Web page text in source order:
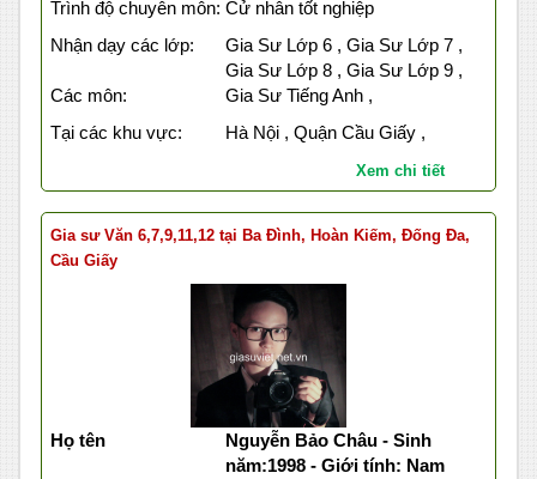
Trình độ chuyên môn: Cử nhân tốt nghiệp
Nhận dạy các lớp:
Gia Sư Lớp 6 , Gia Sư Lớp 7 ,
Gia Sư Lớp 8 , Gia Sư Lớp 9 ,
Các môn:
Gia Sư Tiếng Anh ,
Tại các khu vực:
Hà Nội , Quận Cầu Giấy ,
Xem chi tiết
Gia sư Văn 6,7,9,11,12 tại Ba Đình, Hoàn Kiếm, Đống Đa,
Cầu Giấy
Họ tên
Nguyễn Bảo Châu - Sinh
năm:1998 - Giới tính: Nam